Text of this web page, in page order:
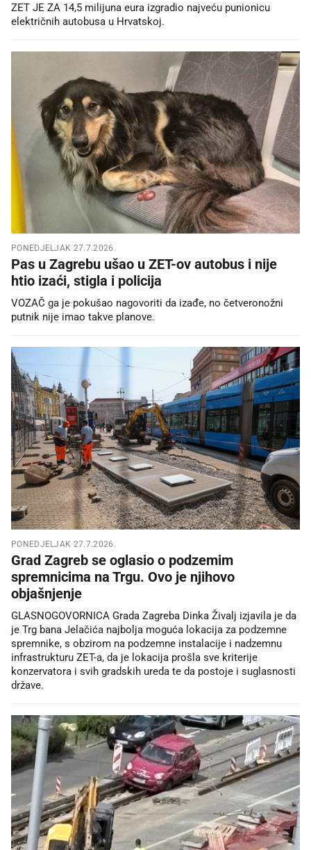
ZET JE ZA 14,5 milijuna eura izgradio najveću punionicu
električnih autobusa u Hrvatskoj.
PONEDJELJAK 27.7.2026.
Pas u Zagrebu ušao u ZET-ov autobus i nije
htio izaći, stigla i policija
VOZAČ ga je pokušao nagovoriti da izađe, no četveronožni
putnik nije imao takve planove.
PONEDJELJAK 27.7.2026.
Grad Zagreb se oglasio o podzemim
spremnicima na Trgu. Ovo je njihovo
objašnjenje
GLASNOGOVORNICA Grada Zagreba Dinka Živalj izjavila je da
je Trg bana Jelačića najbolja moguća lokacija za podzemne
spremnike, s obzirom na podzemne instalacije i nadzemnu
infrastrukturu ZET-a, da je lokacija prošla sve kriterije
konzervatora i svih gradskih ureda te da postoje i suglasnosti
države.